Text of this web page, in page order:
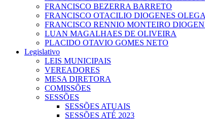
FRANCISCO BEZERRA BARRETO
FRANCISCO OTACILIO DIOGENES
FRANCISCO RENNIO MONTEIRO
LUAN MAGALHAES DE OLIVEIRA
PLACIDO OTAVIO GOMES NETO
Legislativo
LEIS MUNICIPAIS
VEREADORES
MESA DIRETORA
COMISSÕES
SESSÕES
SESSÕES ATUAIS
SESSÕES ATÉ 2023